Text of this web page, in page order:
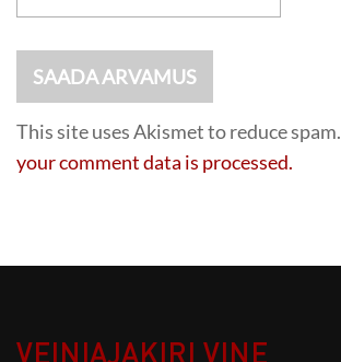
This site uses Akismet to reduce spam.
your comment data is processed.
VEINIAJAKIRI VINE